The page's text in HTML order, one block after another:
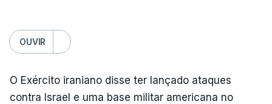
OUVIR
O Exército iraniano disse ter lançado ataques
contra Israel e uma base militar americana no